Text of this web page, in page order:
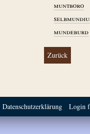
muntboro
mundeburd
Zurück
Datenschutzerklärung Login